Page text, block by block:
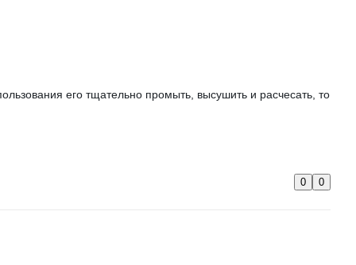
его тщательно промыть, высушить и расчесать, то
0 0